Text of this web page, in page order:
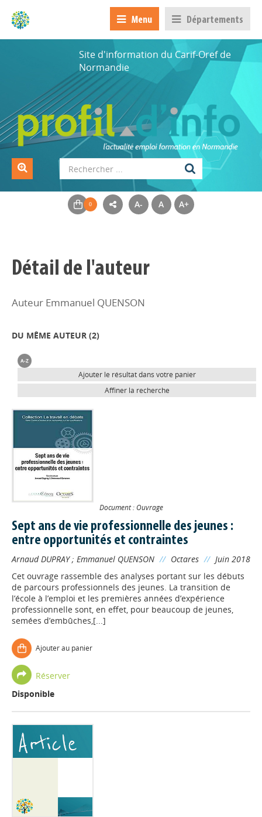
Menu Départements
Site d'information du Carif-Oref de
Normandie
A- A A+
Détail de l'auteur
Auteur Emmanuel QUENSON
DU MÊME AUTEUR (2)
Ajouter le résultat dans votre panier
Affiner la recherche
Document : Ouvrage
Sept ans de vie professionnelle des jeunes :
entre opportunités et contraintes
Arnaud DUPRAY; Emmanuel QUENSON // Octares // Juin 2018
Cet ouvrage rassemble des analyses portant sur les débuts
de parcours professionnels des jeunes. La transition de
l’école à l’emploi et les premières années d’expérience
professionnelle sont, en effet, pour beaucoup de jeunes,
semées d’embûches,[...]
Ajouter au panier
Réserver
Disponible